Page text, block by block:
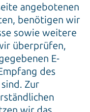
angebotenen
benötigen wir
sowie weitere
überprüfen,
E-
des
Zur